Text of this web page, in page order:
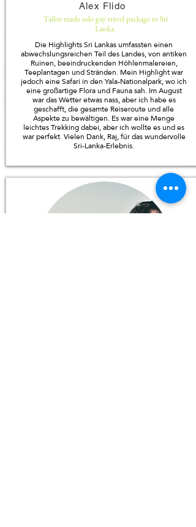
Alex Flido
Tailor-made solo gay travel package to Sri
Lanka.
Die Highlights Sri Lankas umfassten einen
abwechslungsreichen Teil des Landes, von antiken
Ruinen, beeindruckenden Höhlenmalereien,
Teeplantagen und Stränden. Mein Highlight war
jedoch eine Safari in den Yala-Nationalpark, wo ich
eine großartige Flora und Fauna sah. Im August
war das Wetter etwas nass, aber ich habe es
geschafft, die gesamte Reiseroute und alle
Aspekte zu bewältigen. Es war eine Menge
leichtes Trekking dabei, aber ich wollte es und es
war perfekt. Vielen Dank, Raj, für das wundervolle
Sri-Lanka-Erlebnis.